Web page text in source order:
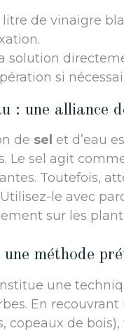
litre de vinaigre
solution
si
: une alliance
de sel et d’eau
Le sel agit
Toutefois,
le avec
sur les
méthode
une
En
copeaux de